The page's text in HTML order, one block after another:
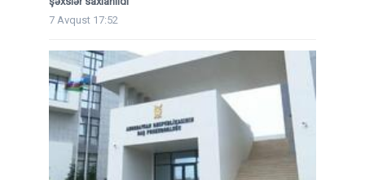
7 Avqust 17:52